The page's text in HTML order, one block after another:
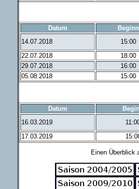
Datum Beginn
14.07.2018
15:00
22.07.2018
18:00
29.07.2018
16:00
05.08.2018
15:00
Datum
16.03.2019
17.03.2019
Einen Überblick